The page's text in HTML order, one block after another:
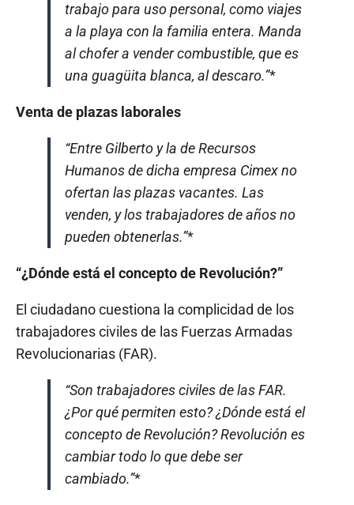
trabajo para uso personal, como viajes
a la playa con la familia entera. Manda
al chofer a vender combustible, que es
una guagüita blanca, al descaro.”*
Venta de plazas laborales
“Entre Gilberto y la de Recursos
Humanos de dicha empresa Cimex no
ofertan las plazas vacantes. Las
venden, y los trabajadores de años no
pueden obtenerlas.”*
“¿Dónde está el concepto de Revolución?”
El ciudadano cuestiona la complicidad de los
trabajadores civiles de las Fuerzas Armadas
Revolucionarias (FAR).
“Son trabajadores civiles de las FAR.
¿Por qué permiten esto? ¿Dónde está el
concepto de Revolución? Revolución es
cambiar todo lo que debe ser
cambiado.”*